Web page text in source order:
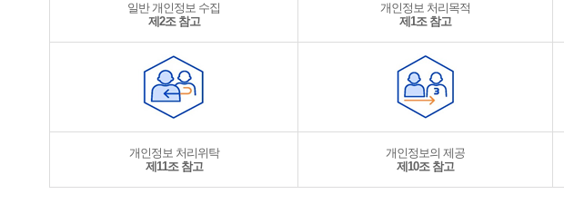
일반 개인정보 수집
제2조 참고
개인정보 처리목적
제1조 참고
개인정보 처리위탁
제11조 참고
개인정보의 제공
제10조 참고